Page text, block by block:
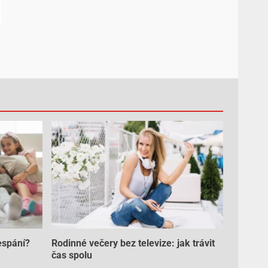
Rodinné večery bez televize: jak trávit
čas spolu